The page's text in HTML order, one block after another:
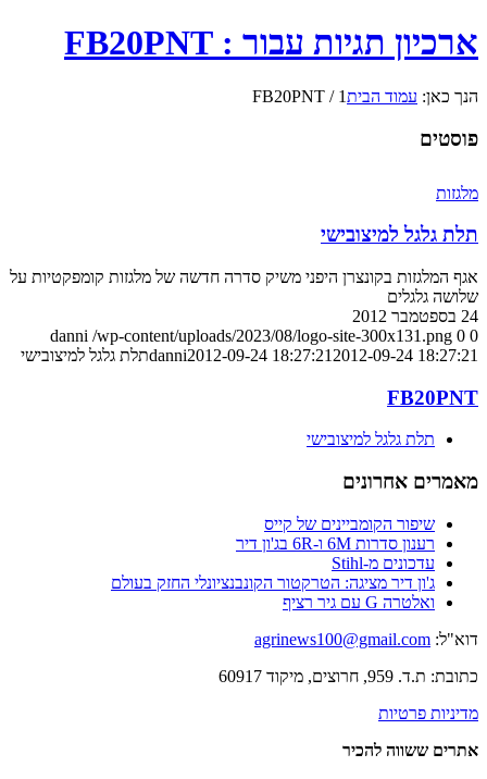
ארכיון תגיות עבור : FB20PNT
הנך כאן: עמוד הבית1
/
FB20PNT
פוסטים
מלגזות
תלת גלגל למיצובישי
אגף המלגזות בקונצרן היפני משיק סדרה חדשה של מלגזות קומפקטיות על
שלושה גלגלים
24 בספטמבר 2012
0
0
danni /wp-content/uploads/2023/08/logo-site-300x131.png
danni2012-09-24 18:27:21 2012-09-24 18:27:21 תלת גלגל למיצובישי
FB20PNT
תלת גלגל למיצובישי
מאמרים אחרונים
שיפור הקומביינים של קייס
רענון סדרות 6M ו-6R בג'ון דיר
עדכונים מ-Stihl
ג'ון דיר מציגה: הטרקטור הקונבנציונלי החזק בעולם
ואלטרה G עם גיר רציף
דוא"ל: agrinews100@gmail.com
כתובת: ת.ד. 959, חרוצים, מיקוד 60917
מדיניות פרטיות
אתרים ששווה להכיר